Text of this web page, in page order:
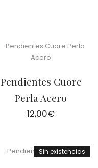
Pendientes Cuore
Perla Acero
12,00€
Sin existencias